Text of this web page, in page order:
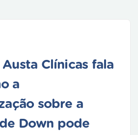
Clínicas fala
a
sobre a
Down pode